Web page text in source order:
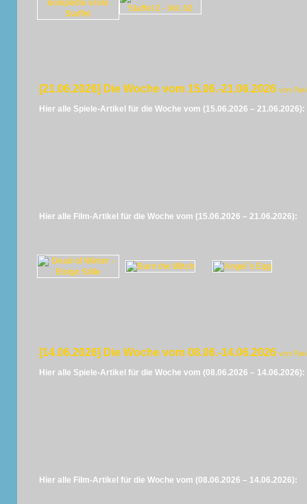
[21.06.2026] Die Woche vom 15.06.-21.06.2026 von
Hier alle Spiele-Artikel für die Woche vom (15.06.2026 – 21.06.2026):
Hier alle Film-Artikel für die Woche vom (15.06.2026 – 21.06.2026):
[14.06.2026] Die Woche vom 08.06.-14.06.2026 von
Hier alle Spiele-Artikel für die Woche vom (08.06.2026 – 14.06.2026):
Hier alle Film-Artikel für die Woche vom (08.06.2026 – 14.06.2026):